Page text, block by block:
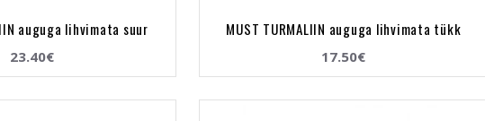
auguga lihvimata suur
23.40€
MUST TURMALIIN auguga lihvimata tükk
17.50€